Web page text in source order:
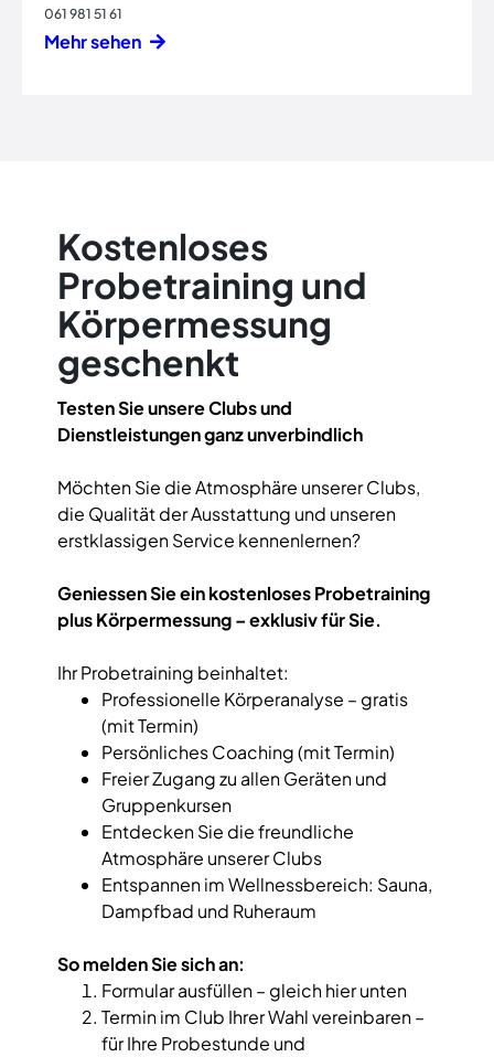
061 981 51 61
Mehr sehen
Kostenloses
Probetraining und
Körpermessung
geschenkt
Testen Sie unsere Clubs und
Dienstleistungen ganz unverbindlich
Möchten Sie die Atmosphäre unserer Clubs,
die Qualität der Ausstattung und unseren
erstklassigen Service kennenlernen?
Geniessen Sie ein kostenloses Probetraining
plus Körpermessung – exklusiv für Sie.
Ihr Probetraining beinhaltet:
Professionelle Körperanalyse – gratis
(mit Termin)
Persönliches Coaching (mit Termin)
Freier Zugang zu allen Geräten und
Gruppenkursen
Entdecken Sie die freundliche
Atmosphäre unserer Clubs
Entspannen im Wellnessbereich: Sauna,
Dampfbad und Ruheraum
So melden Sie sich an:
Formular ausfüllen – gleich hier unten
Termin im Club Ihrer Wahl vereinbaren –
für Ihre Probestunde und